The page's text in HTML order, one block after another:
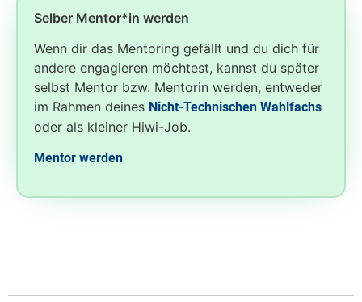
Selber Mentor*in werden
Wenn dir das Mentoring gefällt und du dich für
andere engagieren möchtest, kannst du später
selbst Mentor bzw. Mentorin werden, entweder
im Rahmen deines Nicht-Technischen Wahlfachs
oder als kleiner Hiwi-Job.
Mentor werden